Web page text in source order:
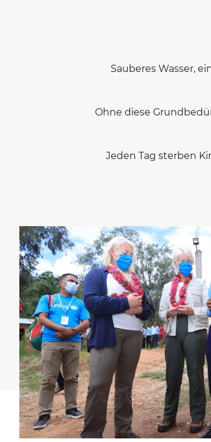
Sauberes Wasser,
Ohne diese
Jeden Tag sterben